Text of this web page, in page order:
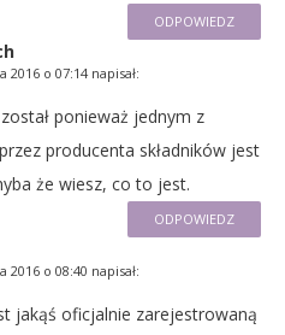
ODPOWIEDZ
2016 o 07:14 napisał:
ponieważ jednym z
producenta składników jest
że wiesz, co to jest.
ODPOWIEDZ
2016 o 08:40 napisał:
jakąś oficjalnie zarejestrowaną